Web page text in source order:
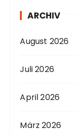
ARCHIV
August 2026
Juli 2026
April 2026
März 2026